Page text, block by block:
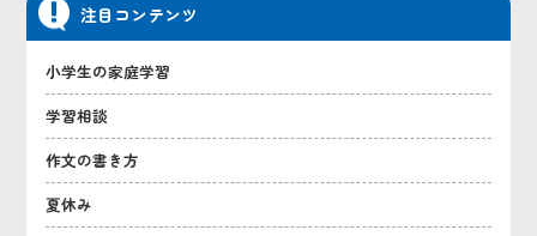
注目コンテンツ
小学生の家庭学習
学習相談
作文の書き方
夏休み